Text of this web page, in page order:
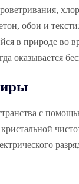
обои и
в природе во
оказывается
с